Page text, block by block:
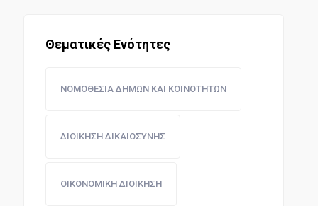
Θεματικές Ενότητες
ΝΟΜΟΘΕΣΙΑ ΔΗΜΩΝ ΚΑΙ ΚΟΙΝΟΤΗΤΩΝ
ΔΙΟΙΚΗΣΗ ΔΙΚΑΙΟΣΥΝΗΣ
ΟΙΚΟΝΟΜΙΚΗ ΔΙΟΙΚΗΣΗ